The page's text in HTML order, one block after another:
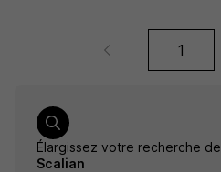
Élargissez votre recherche de
Scalian